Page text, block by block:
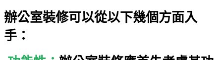
辦公室裝修可以從以下幾個方面入
手：